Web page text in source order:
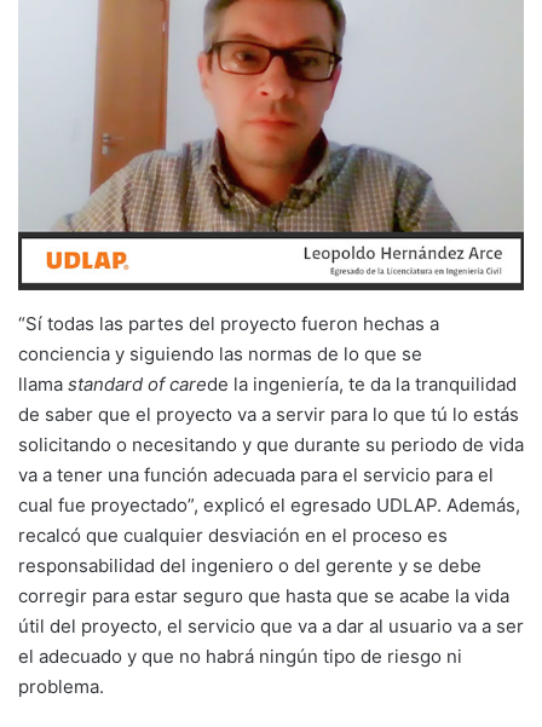
“Sí todas las partes del proyecto fueron hechas a
conciencia y siguiendo las normas de lo que se
llama standard of carede la ingeniería, te da la tranquilidad
de saber que el proyecto va a servir para lo que tú lo estás
solicitando o necesitando y que durante su periodo de vida
va a tener una función adecuada para el servicio para el
cual fue proyectado”, explicó el egresado UDLAP. Además,
recalcó que cualquier desviación en el proceso es
responsabilidad del ingeniero o del gerente y se debe
corregir para estar seguro que hasta que se acabe la vida
útil del proyecto, el servicio que va a dar al usuario va a ser
el adecuado y que no habrá ningún tipo de riesgo ni
problema.